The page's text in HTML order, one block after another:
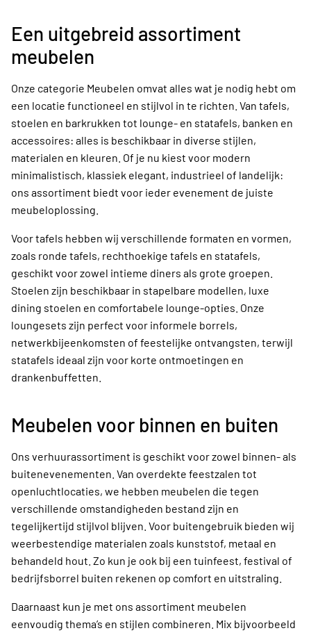
Een uitgebreid assortiment
meubelen
Onze categorie Meubelen omvat alles wat je nodig hebt om
een locatie functioneel en stijlvol in te richten. Van tafels,
stoelen en barkrukken tot lounge- en statafels, banken en
accessoires: alles is beschikbaar in diverse stijlen,
materialen en kleuren. Of je nu kiest voor modern
minimalistisch, klassiek elegant, industrieel of landelijk:
ons assortiment biedt voor ieder evenement de juiste
meubeloplossing.
Voor tafels hebben wij verschillende formaten en vormen,
zoals ronde tafels, rechthoekige tafels en statafels,
geschikt voor zowel intieme diners als grote groepen.
Stoelen zijn beschikbaar in stapelbare modellen, luxe
dining stoelen en comfortabele lounge-opties. Onze
loungesets zijn perfect voor informele borrels,
netwerkbijeenkomsten of feestelijke ontvangsten, terwijl
statafels ideaal zijn voor korte ontmoetingen en
drankenbuffetten.
Meubelen voor binnen en buiten
Ons verhuurassortiment is geschikt voor zowel binnen- als
buitenevenementen. Van overdekte feestzalen tot
openluchtlocaties, we hebben meubelen die tegen
verschillende omstandigheden bestand zijn en
tegelijkertijd stijlvol blijven. Voor buitengebruik bieden wij
weerbestendige materialen zoals kunststof, metaal en
behandeld hout. Zo kun je ook bij een tuinfeest, festival of
bedrijfsborrel buiten rekenen op comfort en uitstraling.
Daarnaast kun je met ons assortiment meubelen
eenvoudig thema’s en stijlen combineren. Mix bijvoorbeeld